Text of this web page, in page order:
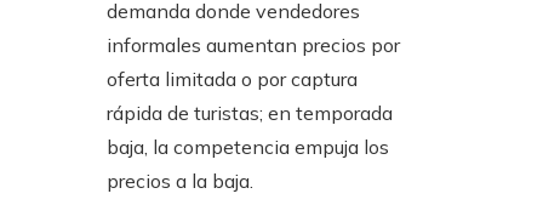
demanda donde vendedores
informales aumentan precios por
oferta limitada o por captura
rápida de turistas; en temporada
baja, la competencia empuja los
precios a la baja.